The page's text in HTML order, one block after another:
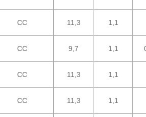
CC 11,3 1,1
CC 9,7 1,1
CC 11,3 1,1
CC 11,3 1,1